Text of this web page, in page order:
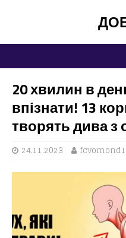
20 хвилин в
впізнати! 13
творять дива з
24.11.2023 fcvomond1